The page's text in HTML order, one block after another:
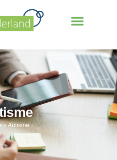
»Autisme